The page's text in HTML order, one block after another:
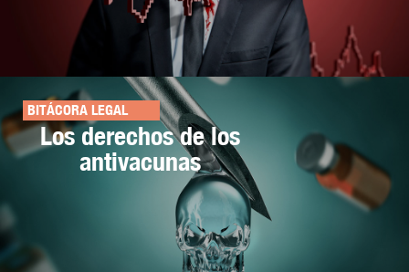
BITÁCORA LEGAL
Los derechos de los
antivacunas